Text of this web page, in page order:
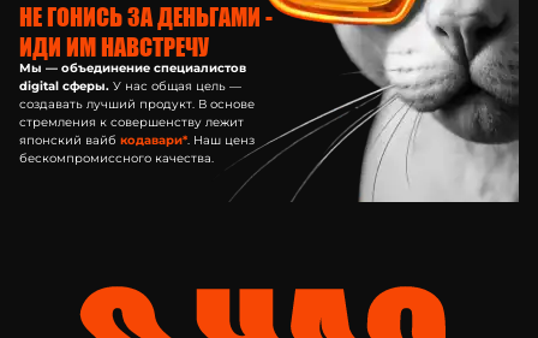
НЕ ГОНИСЬ ЗА ДЕНЬГАМИ -
ИДИ ИМ НАВСТРЕЧУ
Мы — объединение специалистов
digital сферы. У нас общая цель —
создавать лучший продукт. В основе
стремления к совершенству лежит
японский вайб кодавари*. Наш ценз
бескомпромиссного качества.